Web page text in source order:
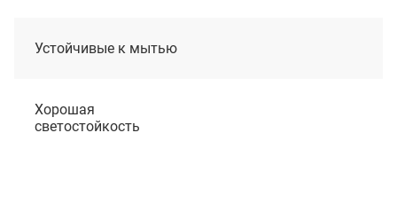
Устойчивые к мытью
Хорошая
светостойкость